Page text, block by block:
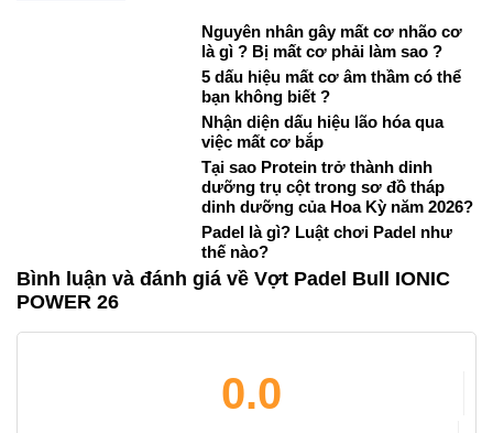
Nguyên nhân gây mất cơ nhão cơ
là gì ? Bị mất cơ phải làm sao ?
5 dấu hiệu mất cơ âm thầm có thể
bạn không biết ?
Nhận diện dấu hiệu lão hóa qua
việc mất cơ bắp
Tại sao Protein trở thành dinh
dưỡng trụ cột trong sơ đồ tháp
dinh dưỡng của Hoa Kỳ năm 2026?
Padel là gì? Luật chơi Padel như
thế nào?
Bình luận và đánh giá về Vợt Padel Bull IONIC
POWER 26
0.0